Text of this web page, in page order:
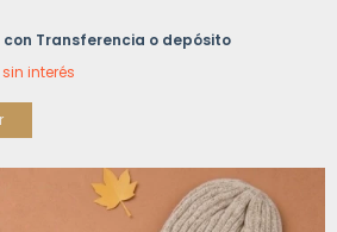
con Transferencia o depósito
sin interés